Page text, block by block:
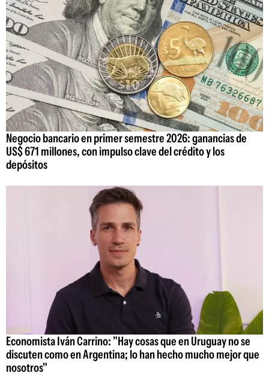
Negocio bancario en primer semestre 2026: ganancias de
US$ 671 millones, con impulso clave del crédito y los
depósitos
Economista Iván Carrino: "Hay cosas que en Uruguay no se
discuten como en Argentina; lo han hecho mucho mejor que
nosotros"